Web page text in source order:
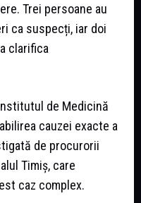
Trei persoane au
ca suspecți, iar doi
clarifica
de Medicină
cauzei exacte a
de procurorii
Timiș, care
caz complex.